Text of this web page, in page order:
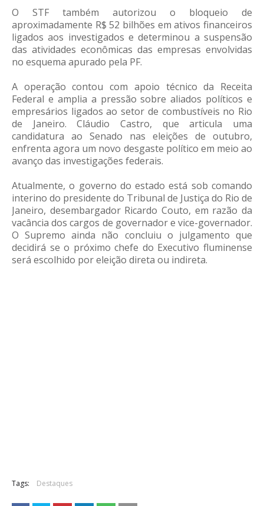
O STF também autorizou o bloqueio de
aproximadamente R$ 52 bilhões em ativos financeiros
ligados aos investigados e determinou a suspensão
das atividades econômicas das empresas envolvidas
no esquema apurado pela PF.
A operação contou com apoio técnico da Receita
Federal e amplia a pressão sobre aliados políticos e
empresários ligados ao setor de combustíveis no Rio
de Janeiro. Cláudio Castro, que articula uma
candidatura ao Senado nas eleições de outubro,
enfrenta agora um novo desgaste político em meio ao
avanço das investigações federais.
Atualmente, o governo do estado está sob comando
interino do presidente do Tribunal de Justiça do Rio de
Janeiro, desembargador Ricardo Couto, em razão da
vacância dos cargos de governador e vice-governador.
O Supremo ainda não concluiu o julgamento que
decidirá se o próximo chefe do Executivo fluminense
será escolhido por eleição direta ou indireta.
Tags: Destaques